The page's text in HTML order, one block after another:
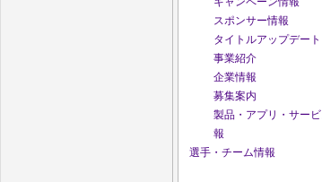
スポンサー情報
タイトルアップデート
事業紹介
企業情報
募集案内
製品・アプリ・サー
報
選手・チーム情報